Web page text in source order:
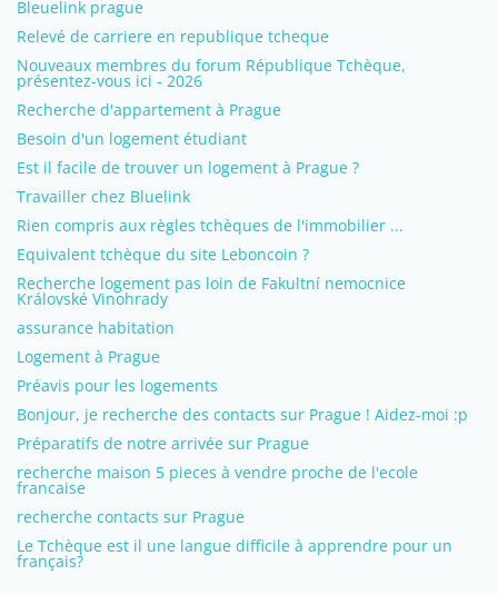
Bleuelink prague
Relevé de carriere en republique tcheque
Nouveaux membres du forum République Tchèque,
présentez-vous ici - 2026
Recherche d'appartement à Prague
Besoin d'un logement étudiant
Est il facile de trouver un logement à Prague ?
Travailler chez Bluelink
Rien compris aux règles tchèques de l'immobilier ...
Equivalent tchèque du site Leboncoin ?
Recherche logement pas loin de Fakultní nemocnice
Královské Vinohrady
assurance habitation
Logement à Prague
Préavis pour les logements
Bonjour, je recherche des contacts sur Prague ! Aidez-moi :p
Préparatifs de notre arrivée sur Prague
recherche maison 5 pieces à vendre proche de l'ecole
francaise
recherche contacts sur Prague
Le Tchèque est il une langue difficile à apprendre pour un
français?